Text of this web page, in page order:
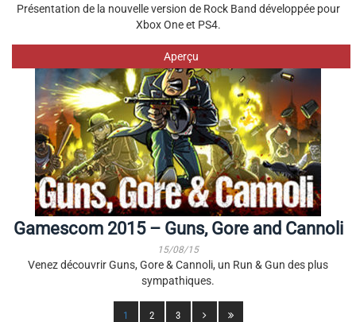
Présentation de la nouvelle version de Rock Band développée pour
Xbox One et PS4.
Aperçu
Gamescom 2015 – Guns, Gore and Cannoli
15/08/15
Venez découvrir Guns, Gore & Cannoli, un Run & Gun des plus
sympathiques.
1 2 3